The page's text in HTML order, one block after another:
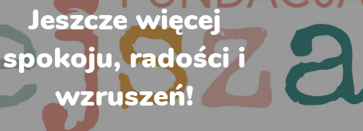
Jeszcze więcej
spokoju, radości i
wzruszeń!